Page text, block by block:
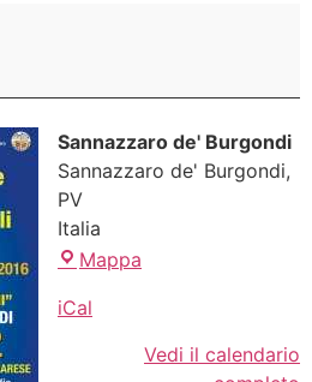
Sannazzaro de' Burgondi
Sannazzaro de' Burgondi,
PV
Italia
Mappa
iCal
Vedi il calendario